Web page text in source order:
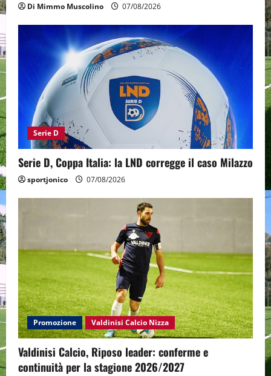
Di Mimmo Muscolino 07/08/2026
Serie D
Serie D, Coppa Italia: la LND corregge il caso Milazzo
sportjonico 07/08/2026
Promozione Valdinisi Calcio Nizza
Valdinisi Calcio, Riposo leader: conferme e
continuità per la stagione 2026/2027